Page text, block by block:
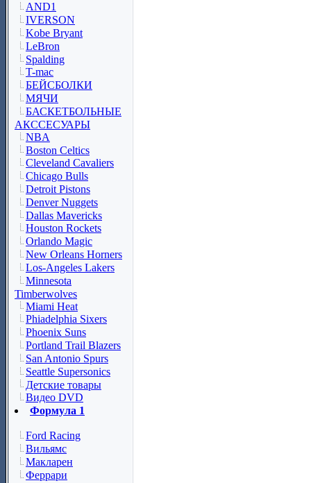
AND1
IVERSON
Kobe Bryant
LeBron
Spalding
T-mac
БЕЙСБОЛКИ
МЯЧИ
БАСКЕТБОЛЬНЫЕ
АКССЕСУАРЫ
NBA
Boston Celtics
Cleveland Cavaliers
Chicago Bulls
Detroit Pistons
Denver Nuggets
Dallas Mavericks
Houston Rockets
Orlando Magic
New Orleans Horners
Los-Angeles Lakers
Minnesota
Timberwolves
Miami Heat
Phiadelphia Sixers
Phoenix Suns
Portland Trail Blazers
San Antonio Spurs
Seattle Supersonics
Детские товары
Видео DVD
Формула 1
Ford Racing
Вильямс
Макларен
Феррари